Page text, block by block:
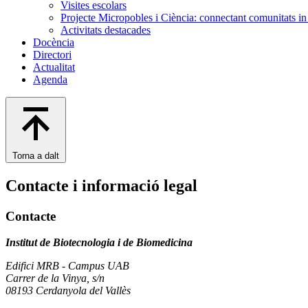
Visites escolars
Projecte Micropobles i Ciència: connectant comunitats
Activitats destacades
Docència
Directori
Actualitat
Agenda
Torna a dalt
Contacte i informació legal
Contacte
Institut de Biotecnologia i de Biomedicina
Edifici MRB - Campus UAB
Carrer de la Vinya, s/n
08193 Cerdanyola del Vallès